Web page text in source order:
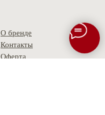
О бренде
Контакты
Оферта